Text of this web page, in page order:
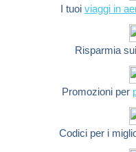
I tuoi viaggi in
Risparmia
Promozioni per
Codici per i